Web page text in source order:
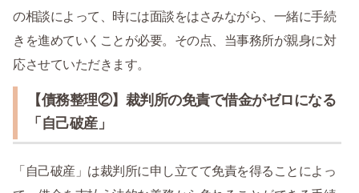
の相談によって、時には面談をはさみながら、一緒に手続
きを進めていくことが必要。その点、当事務所が親身に対
応させていただきます。
【債務整理②】裁判所の免責で借金がゼロになる
「自己破産」
「自己破産」は裁判所に申し立てて免責を得ることによっ